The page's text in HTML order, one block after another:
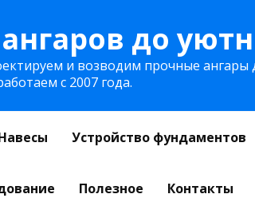
до
и возводим прочные ангары
с 2007 года.
Устройство фундаментов
Полезное Контакты